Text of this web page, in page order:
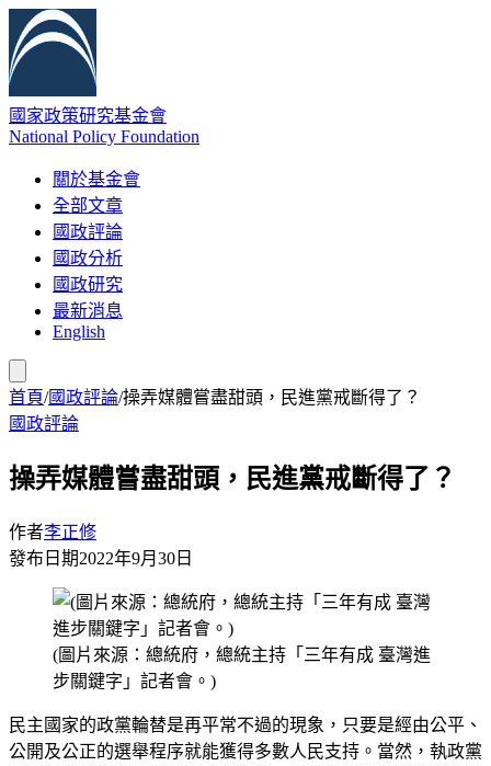
國家政策研究基金會
National Policy Foundation
關於基金會
全部文章
國政評論
國政分析
國政研究
最新消息
English
首頁/國政評論/操弄媒體嘗盡甜頭，民進黨戒斷得了？
國政評論
操弄媒體嘗盡甜頭，民進黨戒斷得了？
作者李正修
發布日期2022年9月30日
(圖片來源：總統府，總統主持「三年有成 臺灣進
步關鍵字」記者會。)
民主國家的政黨輪替是再平常不過的現象，只要是經由公平、
公開及公正的選舉程序就能獲得多數人民支持。當然，執政黨